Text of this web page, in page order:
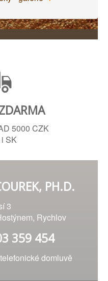
5000 CZK
SK
PH.D.
3
Rychlov
359 454
domluvě